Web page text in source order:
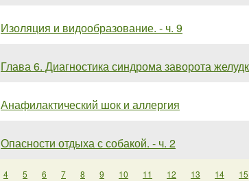
Изоляция и видообразование. - ч. 9
Глава 6. Диагностика синдрома заворота
Анафилактический шок и аллергия
Опасности отдыха с собакой. - ч. 2
4 5 6 7 8 9 10 11 12 13 14 15